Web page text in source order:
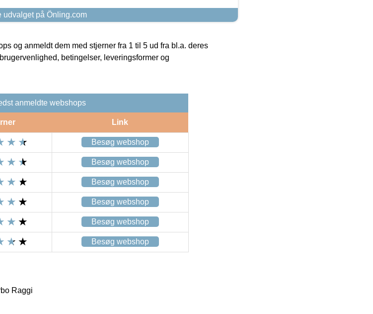
udvalget på Önling.com
og anmeldt dem med stjerner fra 1 til 5 ud fra bl.a. deres
betingelser, leveringsformer og
anmeldte webshops
Link
Besøg webshop
Besøg webshop
Besøg webshop
Besøg webshop
Besøg webshop
Besøg webshop
Raggi